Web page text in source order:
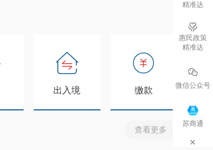
出入境 缴款
查看更多
精准达
惠民政策
精准达
微信公众号
苏商通